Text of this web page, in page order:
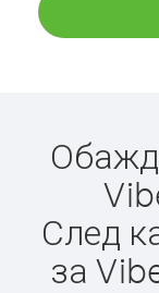
След
за